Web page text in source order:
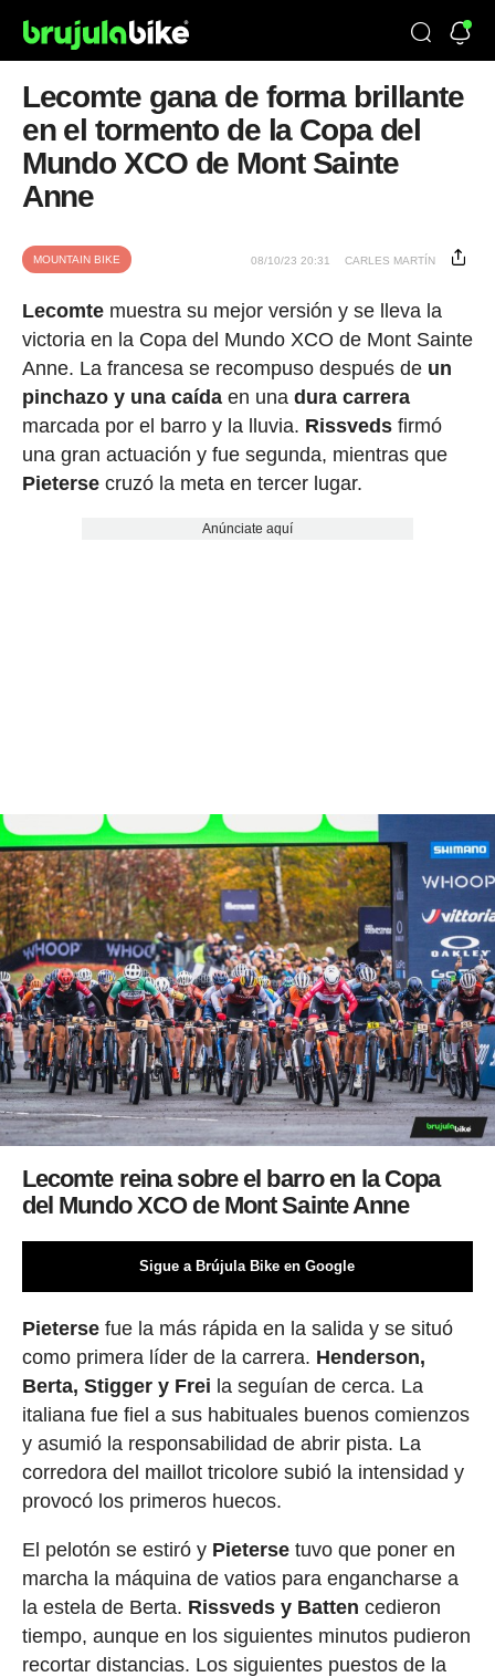
Lecomte gana de forma brillante
en el tormento de la Copa del
Mundo XCO de Mont Sainte
Anne
MOUNTAIN BIKE 08/10/23 20:31 CARLES MARTÍN
Lecomtemuestra su mejor versión y se lleva la
victoria en la Copa del Mundo XCO de Mont Sainte
Anne. La francesa se recompuso después de un
pinchazo y una caída en unadura carrera
marcada por el barro y la lluvia. Rissvedsfirmó
una gran actuación y fue segunda, mientras que
Pietersecruzó la meta en tercer lugar.
Anúnciate aquí
Lecomte reina sobre el barro en la Copa
del Mundo XCO de Mont Sainte Anne
Sigue a Brújula Bike en Google
Pietersefue la más rápida en la salida y se situó
como primera líder de la carrera. Henderson,
Berta, Stigger y Frei la seguían de cerca. La
italiana fue fiel a sus habituales buenos comienzos
y asumió la responsabilidad de abrir pista. La
corredora del maillot tricolore subió la intensidad y
provocó los primeros huecos.
El pelotón se estiró y Pietersetuvo que poner en
marcha la máquina de vatios para engancharse a
la estela de Berta. Rissveds y Batten cedieron
tiempo, aunque en los siguientes minutos pudieron
recortar distancias. Los siguientes puestos de la